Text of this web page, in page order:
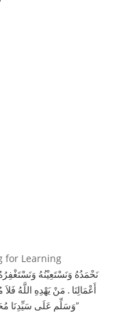
for Learning
أَعْمَالِنَا . مَنْ يَهْدِهِ اللَّهُ
وَسَلِّم عَلَى سَيِّدِنَا مُحَمَّدٍ وَعَلَىى اَلِهِ وَصَحْبِهِ أجْمَعِيْنَ أَمَّابَعْدُ”